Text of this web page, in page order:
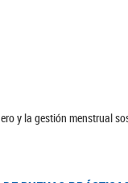
y la gestión menstrual